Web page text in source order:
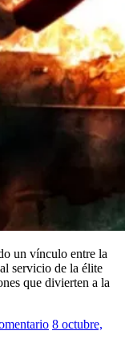
un vínculo entre la
servicio de la élite
que divierten a la
8 octubre,